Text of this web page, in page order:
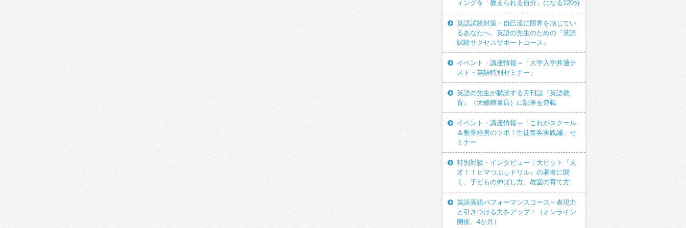
ィングを「教えられる自分」になる120分
英語試験対策・自己流に限界を感じてい
るあなたへ。英語の先生のための『英語
試験サクセスサポートコース』
イベント・講座情報～「大学入学共通テ
スト・英語特別セミナー」
英語の先生が購読する月刊誌『英語教
育』（大修館書店）に記事を連載
イベント・講座情報～「これがスクール
＆教室経営のツボ！生徒集客実践編」セ
ミナー
特別対談・インタビュー：大ヒット『天
才！！ヒマつぶしドリル』の著者に聞
く、子どもの伸ばし方、教室の育て方
英語落語パフォーマンスコース～表現力
と引きつける力をアップ！（オンライン
開催、4か月）